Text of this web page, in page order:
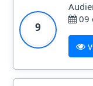
9
09